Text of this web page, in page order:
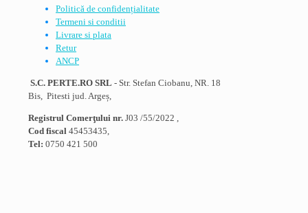
Politică de confidențialitate
Termeni si conditii
Livrare si plata
Retur
ANCP
S.C. PERTE.RO SRL - Str. Stefan Ciobanu, NR. 18
Bis, Pitesti jud. Argeș,
Registrul Comerţului nr. J03 /55/2022 ,
Cod fiscal 45453435,
Tel: 0750 421 500